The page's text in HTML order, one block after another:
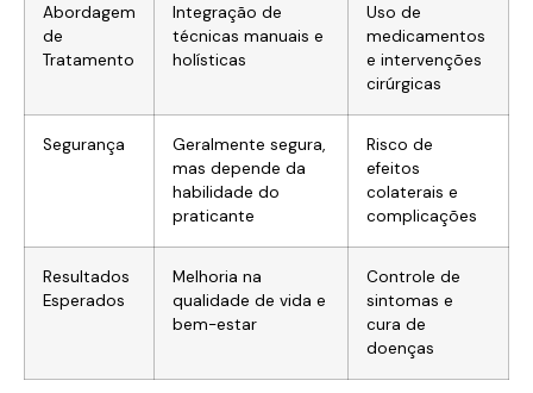
Abordagem
de
Tratamento
Integração de
técnicas manuais e
holísticas
Uso de
medicamentos
e intervenções
cirúrgicas
Segurança
Geralmente segura,
mas depende da
habilidade do
praticante
Risco de
efeitos
colaterais e
complicações
Resultados
Esperados
Melhoria na
qualidade de vida e
bem-estar
Controle de
sintomas e
cura de
doenças